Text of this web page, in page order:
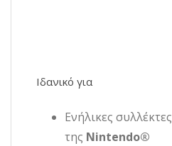
Ιδανικό για
Ενήλικες συλλέκτες
της Nintendo®